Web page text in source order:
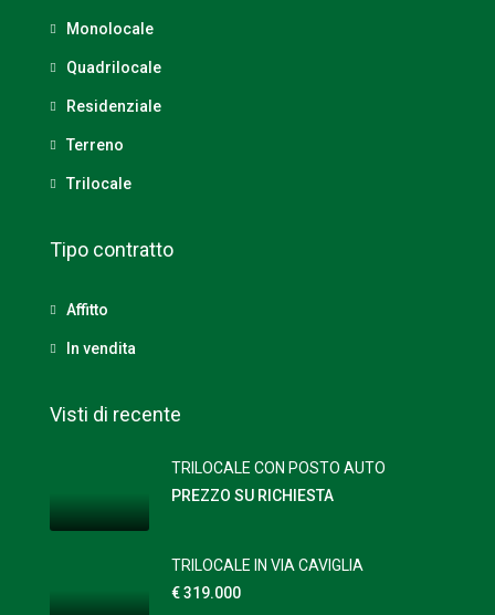
Monolocale
Quadrilocale
Residenziale
Terreno
Trilocale
Tipo contratto
Affitto
In vendita
Visti di recente
TRILOCALE CON POSTO AUTO
PREZZO SU RICHIESTA
TRILOCALE IN VIA CAVIGLIA
€ 319.000